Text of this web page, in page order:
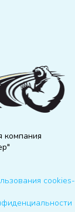
компания
cookies-